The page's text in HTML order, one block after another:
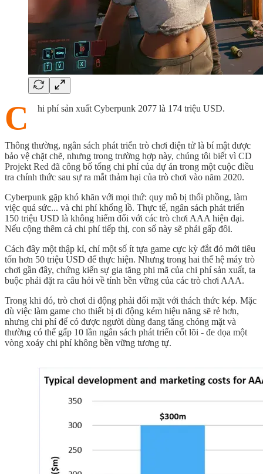
C hi phí sản xuất Cyberpunk 2077 là 174 triệu USD.
Thông thường, ngân sách phát triển trò chơi điện tử là bí mật được
bảo vệ chặt chẽ, nhưng trong trường hợp này, chúng tôi biết vì CD
Projekt Red đã công bố tổng chi phí của dự án trong một cuộc điều
tra chính thức sau sự ra mắt thảm hại của trò chơi vào năm 2020.
Cyberpunk gặp khó khăn với mọi thứ: quy mô bị thổi phồng, làm
việc quá sức... và chi phí khổng lồ. Thực tế, ngân sách phát triển
150 triệu USD là không hiếm đối với các trò chơi AAA hiện đại.
Nếu cộng thêm cả chi phí tiếp thị, con số này sẽ phải gấp đôi.
Cách đây một thập kỉ, chỉ một số ít tựa game cực kỳ đắt đỏ mới tiêu
tốn hơn 50 triệu USD để thực hiện. Nhưng trong hai thế hệ máy trò
chơi gần đây, chứng kiến ​​​​sự gia tăng phi mã của chi phí sản xuất, ta
buộc phải đặt ra câu hỏi về tính bền vững của các trò chơi AAA.
Trong khi đó, trò chơi di động phải đối mặt với thách thức kép. Mặc
dù việc làm game cho thiết bị di động kém hiệu năng sẽ rẻ hơn,
nhưng chi phí để có được người dùng đang tăng chóng mặt và
thường có thể gấp 10 lần ngân sách phát triển cốt lõi - đe dọa một
vòng xoáy chi phí không bền vững tương tự.